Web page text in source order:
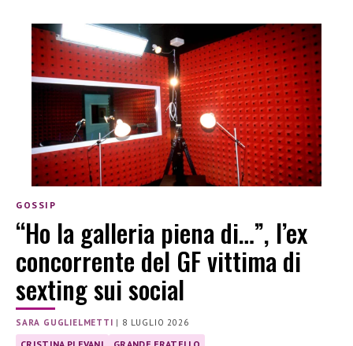
GOSSIP
“Ho la galleria piena di…”, l’ex
concorrente del GF vittima di
sexting sui social
SARA GUGLIELMETTI | 8 LUGLIO 2026